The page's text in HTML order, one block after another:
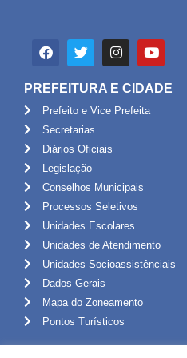
PREFEITURA E CIDADE
Prefeito e Vice Prefeita
Secretarias
Diários Oficiais
Legislação
Conselhos Municipais
Processos Seletivos
Unidades Escolares
Unidades de Atendimento
Unidades Socioassistênciais
Dados Gerais
Mapa do Zoneamento
Pontos Turísticos